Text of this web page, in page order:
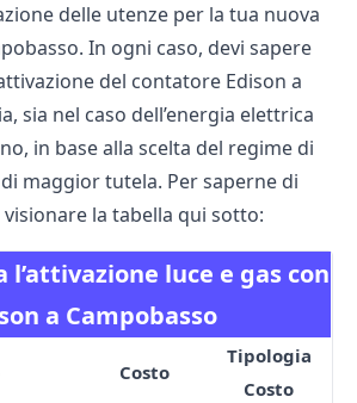
delle utenze per la tua nuova
In ogni caso, devi sapere
del contatore Edison a
sia nel caso dell’energia elettrica
in base alla scelta del regime di
maggior tutela. Per saperne di
la tabella qui sotto:
l’attivazione luce e gas con
a Campobasso
Costo
Tipologia
Costo